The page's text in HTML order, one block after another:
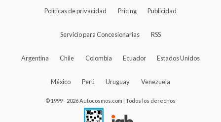
Políticas de privacidad Pricing Publicidad
Servicio para Concesionarias RSS
Argentina Chile Colombia Ecuador Estados Unidos
México Perú Uruguay Venezuela
© 1999 - 2026 Autocosmos.com | Todos los derechos